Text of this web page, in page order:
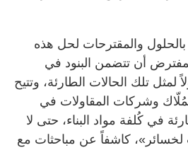
والمقترحات لحل هذه
أن تتضمن البنود في
لمثل تلك الحالات الطارئة، وتتيح
وشركات المقاولات في
في كُلفة مواد البناء، حتى لا
كاشفاً عن مباحثات مع